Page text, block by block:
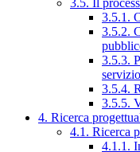
3.5. Il
3.5.1.
3.5.2.
3.5.3.
servizio
3.5.4.
3.5.5.
4. Ricerca
4.1. Ricerca
4.1.1.